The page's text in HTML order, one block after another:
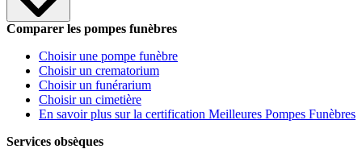
Comparer les pompes funèbres
Choisir une pompe funèbre
Choisir un crematorium
Choisir un funérarium
Choisir un cimetière
En savoir plus sur la certification Meilleures Pompes Funèbres
Services obsèques